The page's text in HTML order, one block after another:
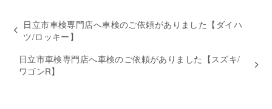
日立市車検専門店へ車検のご依頼がありました【ダイハ
ツ/ロッキー】
日立市車検専門店へ車検のご依頼がありました【スズキ/
ワゴンR】